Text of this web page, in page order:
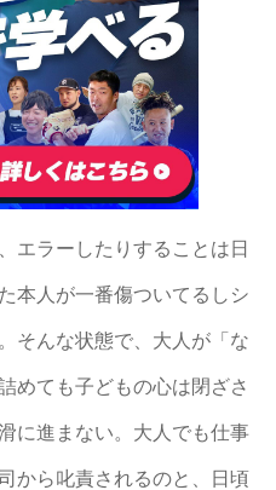
エラーしたりすることは日
本人が一番傷ついてるしシ
そんな状態で、大人が「な
めても子どもの心は閉ざさ
に進まない。大人でも仕事
から叱責されるのと、日頃